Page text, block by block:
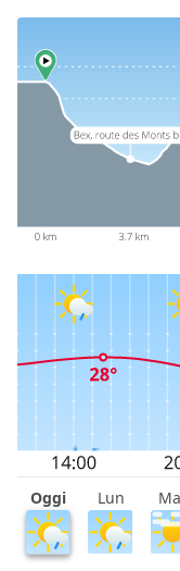
Oggi Lun